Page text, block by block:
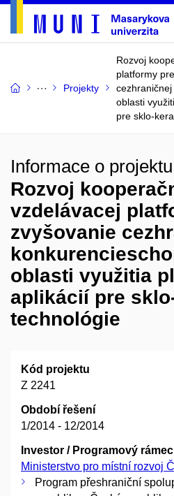
Projekty
Rozvoj
platformy
oblasti
pre sklo-
Informace o projektu
Rozvoj
vzdelávacej
zvyšovanie
oblasti využitia
aplikácií pre
technológie
Kód projektu
Z 2241
Období řešení
1/2014 - 12/2014
Investor / Programový
Ministerstvo pro místní rozvoj
Program přeshraniční